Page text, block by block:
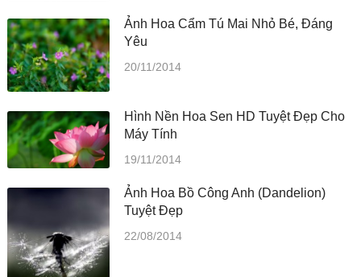
Ảnh Hoa Cẩm Tú Mai Nhỏ Bé, Đáng
Yêu
20/11/2014
Hình Nền Hoa Sen HD Tuyệt Đẹp Cho
Máy Tính
19/11/2014
Ảnh Hoa Bồ Công Anh (Dandelion)
Tuyệt Đẹp
22/08/2014